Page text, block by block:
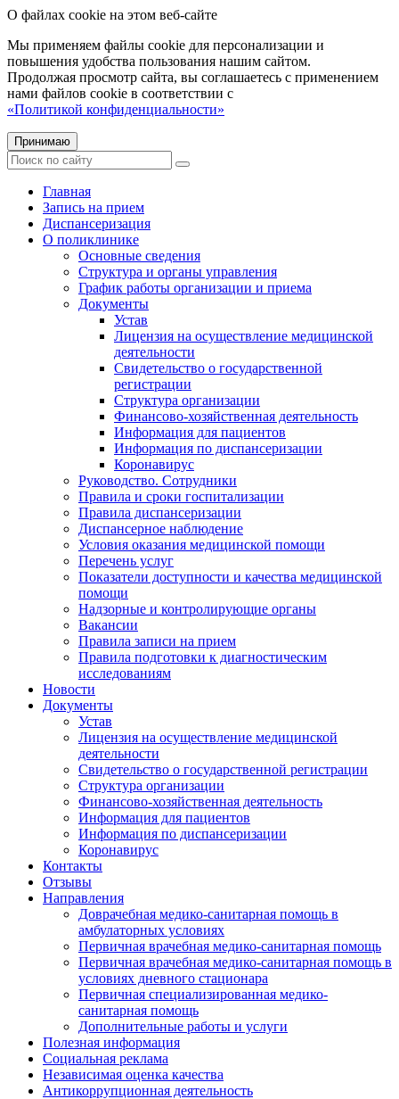
О файлах cookie на этом веб-сайте
Мы применяем файлы cookie для персонализации и
повышения удобства пользования нашим сайтом.
Продолжая просмотр сайта, вы соглашаетесь с применением
нами файлов cookie в соответствии с
«Политикой конфиденциальности»
Принимаю
Главная
Запись на прием
Диспансеризация
О поликлинике
Основные сведения
Структура и органы управления
График работы организации и приема
Документы
Устав
Лицензия на осуществление медицинской
деятельности
Свидетельство о государственной
регистрации
Структура организации
Финансово-хозяйственная деятельность
Информация для пациентов
Информация по диспансеризации
Коронавирус
Руководство. Сотрудники
Правила и сроки госпитализации
Правила диспансеризации
Диспансерное наблюдение
Условия оказания медицинской помощи
Перечень услуг
Показатели доступности и качества медицинской
помощи
Надзорные и контролирующие органы
Вакансии
Правила записи на прием
Правила подготовки к диагностическим
исследованиям
Новости
Документы
Устав
Лицензия на осуществление медицинской
деятельности
Свидетельство о государственной регистрации
Структура организации
Финансово-хозяйственная деятельность
Информация для пациентов
Информация по диспансеризации
Коронавирус
Контакты
Отзывы
Направления
Доврачебная медико-санитарная помощь в
амбулаторных условиях
Первичная врачебная медико-санитарная помощь
Первичная врачебная медико-санитарная помощь в
условиях дневного стационара
Первичная специализированная медико-
санитарная помощь
Дополнительные работы и услуги
Полезная информация
Социальная реклама
Независимая оценка качества
Антикоррупционная деятельность